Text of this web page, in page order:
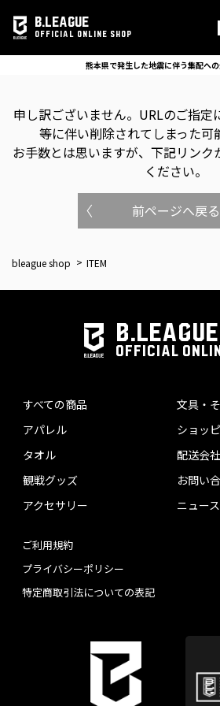
B.LEAGUE
OFFICIAL ONLINE SHOP
熊本県で発生した地震に伴う集配へ
申し訳ございません。 URLのご指定
等に伴い削除されてしまった可
お手数とは思いますが、下記リンク
ください。
前ページへ戻る
bleague shop ITEM
B.LEAGUE
OFFICIAL
すべての商品
アパレル
タオル
観戦グッズ
アクセサリー
文具・
ショッ
配送会
お問い
ニュース
ご利用規約
プライバシーポリシー
特定商取引法についての表記